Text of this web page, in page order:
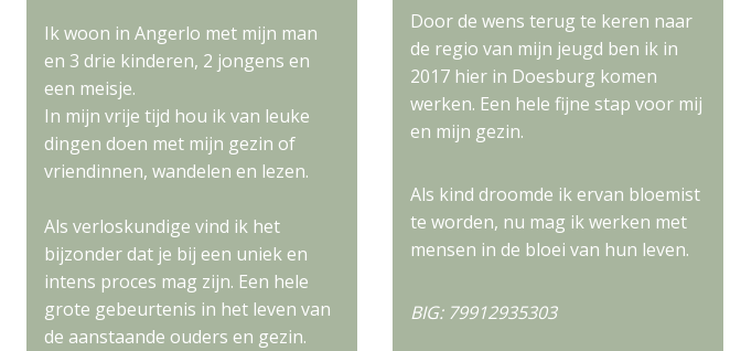
Ik woon in Angerlo met mijn man
en 3 drie kinderen, 2 jongens en
een meisje.
In mijn vrije tijd hou ik van leuke
dingen doen met mijn gezin of
vriendinnen, wandelen en lezen.
Als verloskundige vind ik het
bijzonder dat je bij een uniek en
intens proces mag zijn. Een hele
grote gebeurtenis in het leven van
de aanstaande ouders en gezin.
Door de wens terug te keren naar
de regio van mijn jeugd ben ik in
2017 hier in Doesburg komen
werken. Een hele fijne stap voor mij
en mijn gezin.
Als kind droomde ik ervan bloemist
te worden, nu mag ik werken met
mensen in de bloei van hun leven.
BIG: 79912935303